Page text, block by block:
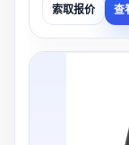
索取报价 查